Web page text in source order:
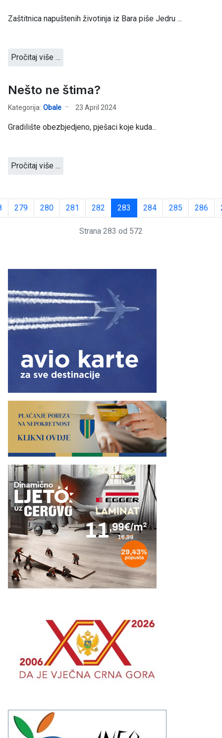
Zaštitnica napuštenih životinja iz Bara piše Jedru ...
Pročitaj više …
Nešto ne štima?
Kategorija: Obale 23 April 2024
Gradilište obezbjedjeno, pješaci koje kuda...
Pročitaj više …
279 280 281 282 283 284 285 286
Strana 283 od 572